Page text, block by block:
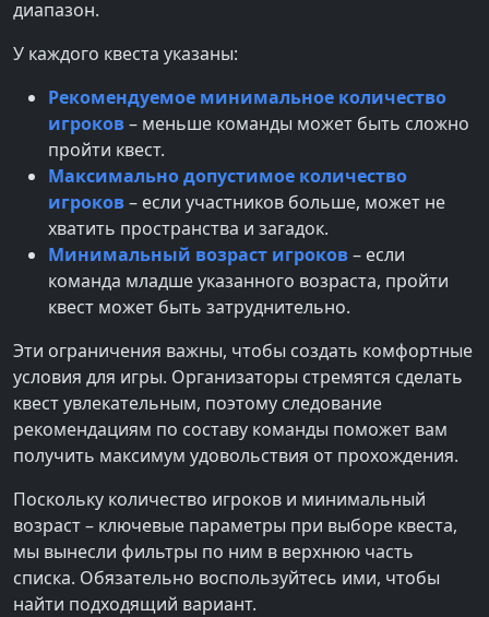
диапазон.
У каждого квеста указаны:
Рекомендуемое минимальное количество
игроков– меньше команды может быть сложно
пройти квест.
Максимально допустимое количество
игроков– если участников больше, может не
хватить пространства и загадок.
Минимальный возраст игроков– если
команда младше указанного возраста, пройти
квест может быть затруднительно.
Эти ограничения важны, чтобы создать комфортные
условия для игры. Организаторы стремятся сделать
квест увлекательным, поэтому следование
рекомендациям по составу команды поможет вам
получить максимум удовольствия от прохождения.
Поскольку количество игроков и минимальный
возраст – ключевые параметры при выборе квеста,
мы вынесли фильтры по ним в верхнюю часть
списка. Обязательно воспользуйтесь ими, чтобы
найти подходящий вариант.